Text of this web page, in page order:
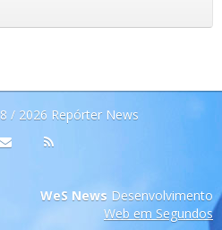
/ 2026 Repórter News
WeS News Desenvolvimento
Web em Segundos